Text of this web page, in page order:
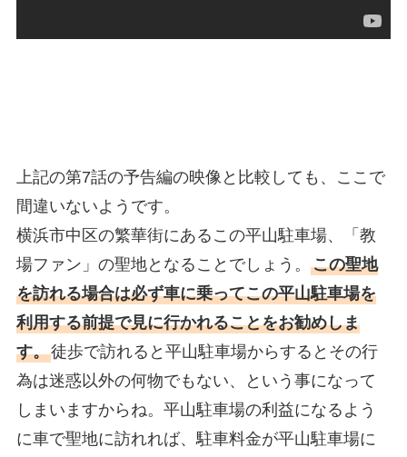
上記の第7話の予告編の映像と比較しても、ここで
間違いないようです。
横浜市中区の繁華街にあるこの平山駐車場、「教
場ファン」の聖地となることでしょう。 この聖地
を訪れる場合は必ず車に乗ってこの平山駐車場を
利用する前提で見に行かれることをお勧めしま
す。徒歩で訪れると平山駐車場からするとその行
為は迷惑以外の何物でもない、という事になって
しまいますからね。平山駐車場の利益になるよう
に車で聖地に訪れれば、駐車料金が平山駐車場に